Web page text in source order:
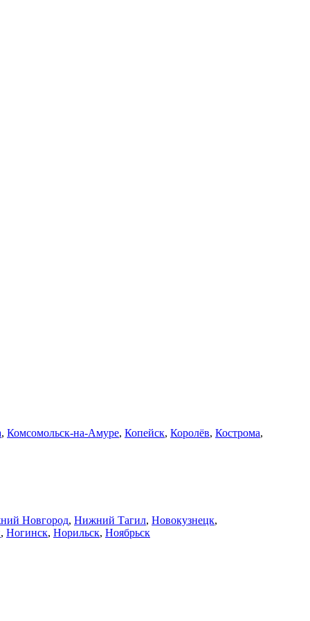
, Комсомольск-на-Амуре, Копейск, Королёв, Кострома,
Новгород, Нижний Тагил, Новокузнецк,
, Ногинск, Норильск, Ноябрьск